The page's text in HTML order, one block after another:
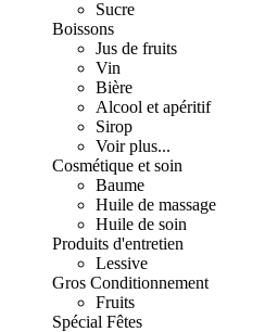
Sucre
Boissons
Jus de fruits
Vin
Bière
Alcool et apéritif
Sirop
Voir plus...
Cosmétique et soin
Baume
Huile de massage
Huile de soin
Produits d'entretien
Lessive
Gros Conditionnement
Fruits
Spécial Fêtes